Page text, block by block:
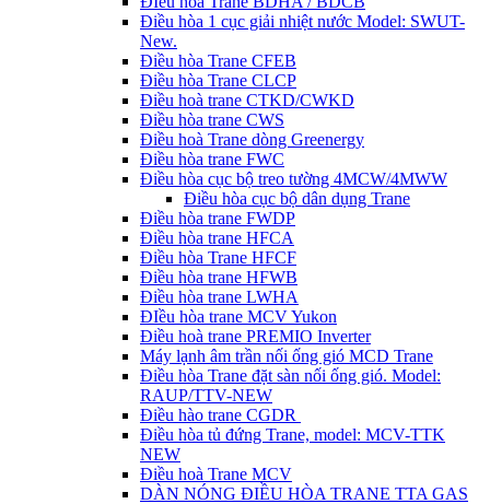
Điều hòa 1 cục giải nhiệt nước Model: SWUT-
New.
Điều hòa Trane CFEB
Điều hòa Trane CLCP
Điều hoà trane CTKD/CWKD
Điều hòa trane CWS
Điều hoà Trane dòng Greenergy
Điều hòa trane FWC
Điều hòa cục bộ treo tường 4MCW/4MWW
Điều hòa cục bộ dân dụng Trane
Điều hòa trane FWDP
Điều hòa trane HFCA
Điều hòa Trane HFCF
Điều hòa trane HFWB
Điều hòa trane LWHA
ĐIều hòa trane MCV Yukon
Điều hoà trane PREMIO Inverter
Máy lạnh âm trần nối ống gió MCD Trane
Điều hòa Trane đặt sàn nối ống gió. Model:
RAUP/TTV-NEW
Điều hào trane CGDR
Điều hòa tủ đứng Trane, model: MCV-TTK
NEW
Điều hoà Trane MCV
DÀN NÓNG ĐIỀU HÒA TRANE TTA GAS